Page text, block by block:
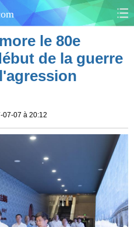
MONDE
ÉCONOMIE
SPORTS
PLANÈTE
DOCUMENTS
PHOTOS
le 80e
de la guerre
07-07 à 20:12